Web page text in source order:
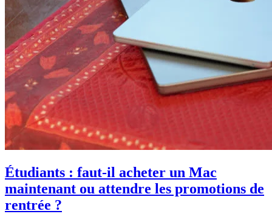
Étudiants : faut-il acheter un Mac
maintenant ou attendre les promotions de
rentrée ?